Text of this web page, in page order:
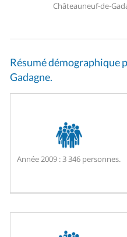
Châteauneuf-de-
Résumé démographique
Gadagne.
Année 2009 :3 346 personnes.